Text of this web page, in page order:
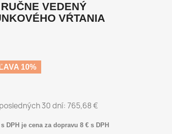
VEDENÝ
VŔTANIA
10%
30 dní: 765,68 €
DPH je cena za dopravu 8 € s DPH